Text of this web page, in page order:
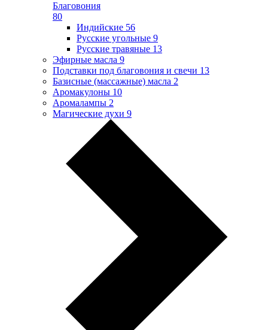
Благовония
80
Индийские 56
Русские угольные 9
Русские травяные 13
Эфирные масла 9
Подставки под благовония и свечи 13
Базисные (массажные) масла 2
Аромакулоны 10
Аромалампы 2
Магические духи 9